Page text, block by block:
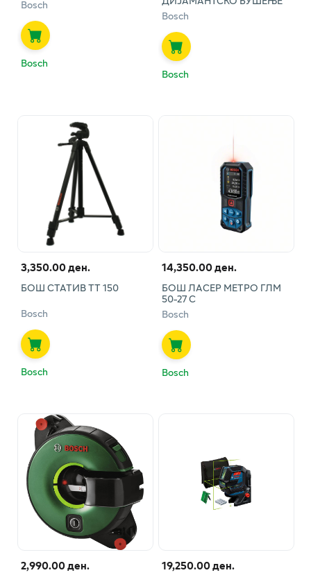
Bosch
Bosch
Bosch
Bosch
3,350.00 ден.
БОШ СТАТИВ ТТ 150
Bosch
Bosch
14,350.00 ден.
БОШ ЛАСЕР МЕТРО ГЛМ
50-27 С
Bosch
Bosch
2,990.00 ден. 19,250.00 ден.